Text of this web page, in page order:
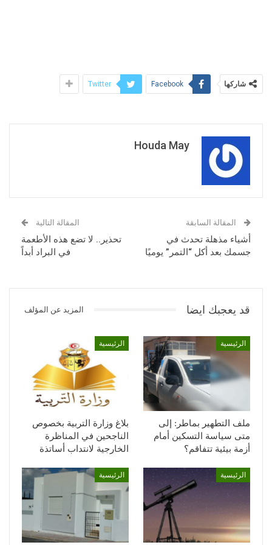
شاركها Facebook
Twitter
Houda May
المقالة السابقة
أشياء مذهلة تحدث في
جسمك بعد أكل “التمر” يوميًا
المقالة التالية
تحذير.. لا تضع هذه الأطعمة
في البراد أبداً
قد يعجبك ايضا المزيد عن المؤلف
الرئيسية
ملف التطهير بماطر: إلى
متى سياسة التسكين أمام
أزمة بيئية تتفاقم؟
الرئيسية
بلاغ وزارة التربية بخصوص
الناجحين في المناظرة
الخارجية لانتداب أساتذة
الرئيسية الرئيسية